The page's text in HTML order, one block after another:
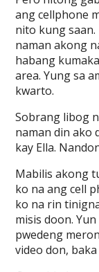
ang cellphone
nito kung
naman akong
habang
area. Yung sa
kwarto.
Sobrang libog
naman din ako
kay Ella.
Mabilis akong
ko na ang cell
ko na rin
misis doon.
pwedeng
video don,